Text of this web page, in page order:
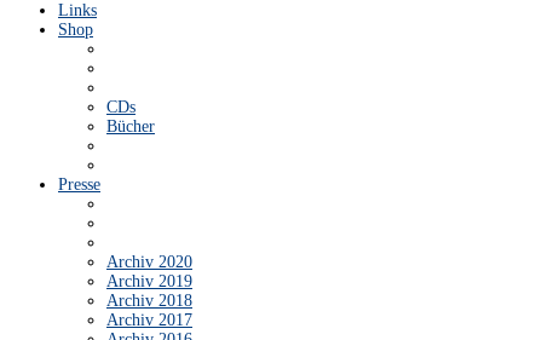
Links
Shop
CDs
Bücher
Presse
Archiv 2020
Archiv 2019
Archiv 2018
Archiv 2017